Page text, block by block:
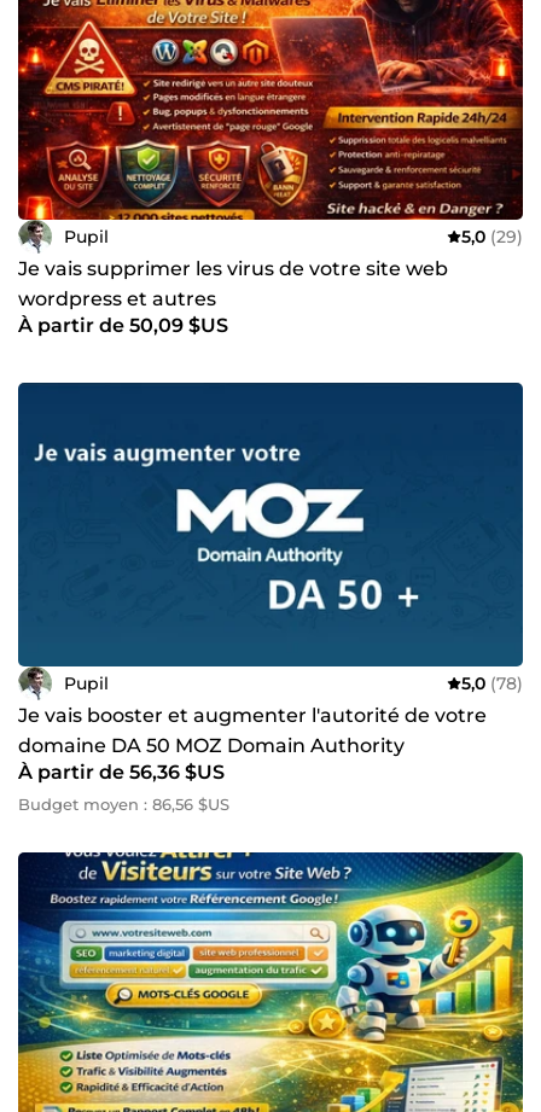
faire confiance ? ✔ 15 ans d’expertise en SEO &amp; Web ✔
Résultats prouvés et stratégie ROIste ✔ Approche
personnalisée et accompagnement sur mesure ✔ Passion
&amp; veille constante sur les évolutions du digital 💬
Votre visibilité est ma priorité ! Contactez-moi pour un
accompagnement sur mesure et propulsez votre
entreprise au sommet 🚀
Pupil 5,0 (29)
Je vais supprimer les virus de votre site web
wordpress et autres
À partir de 50,09 $US
Pupil 5,0 (78)
Je vais booster et augmenter l'autorité de votre
domaine DA 50 MOZ Domain Authority
À partir de 56,36 $US
Budget moyen : 86,56 $US